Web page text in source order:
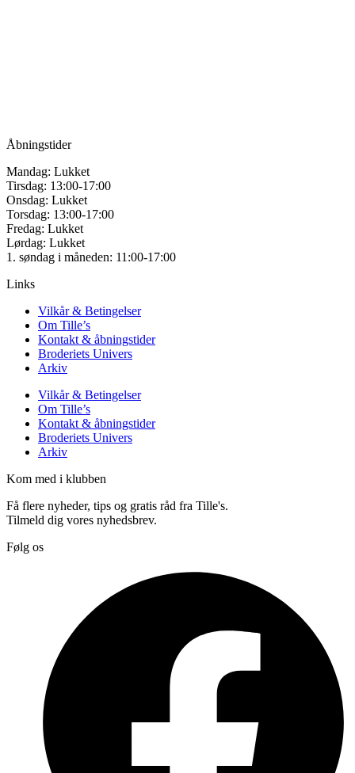
Åbningstider
Mandag: Lukket
Tirsdag: 13:00-17:00
Onsdag: Lukket
Torsdag: 13:00-17:00
Fredag: Lukket
Lørdag: Lukket
1. søndag i måneden: 11:00-17:00
Links
Vilkår & Betingelser
Om Tille’s
Kontakt & åbningstider
Broderiets Univers
Arkiv
Vilkår & Betingelser
Om Tille’s
Kontakt & åbningstider
Broderiets Univers
Arkiv
Kom med i klubben
Få flere nyheder, tips og gratis råd fra Tille's.
Tilmeld dig vores nyhedsbrev.
Følg os